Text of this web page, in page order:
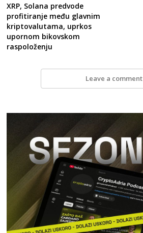
XRP, Solana predvode
profitiranje među glavnim
kriptovalutama, uprkos
upornom bikovskom
raspoloženju
Leave a comment